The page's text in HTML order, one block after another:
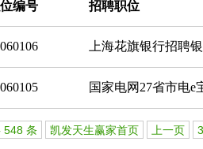
编号 招聘职位
上海花旗银行招聘
国家电网27省市电e
548 条 凯发天生赢家首页 上一页